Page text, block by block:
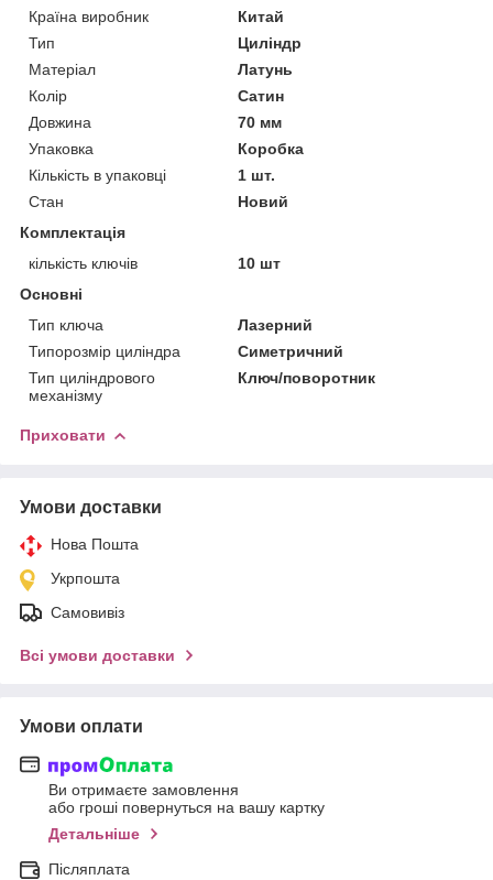
Країна виробник
Китай
Тип
Циліндр
Матеріал
Латунь
Колір
Сатин
Довжина
70 мм
Упаковка
Коробка
Кількість в упаковці
1 шт.
Стан
Новий
Комплектація
кількість ключів
10 шт
Основні
Тип ключа
Лазерний
Типорозмір циліндра
Симетричний
Тип циліндрового
механізму
Ключ/поворотник
Приховати
Умови доставки
Нова Пошта
Укрпошта
Самовивіз
Всі умови доставки
Умови оплати
Ви отримаєте замовлення
або гроші повернуться на вашу картку
Детальніше
Післяплата